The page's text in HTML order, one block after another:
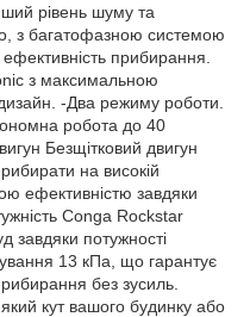
рівень шуму та
з багатофазною системою
прибирання.
з максимальною
-Два режиму роботи.
робота до 40
Безщітковий двигун
на високій
ефективністю завдяки
Conga Rockstar
завдяки потужності
13 кПа, що гарантує
без зусиль.
кут вашого будинку або